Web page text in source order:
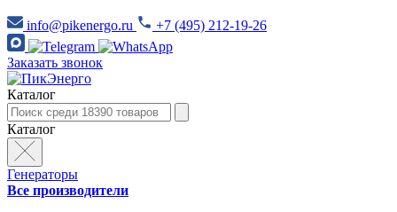
info@pikenergo.ru +7 (495) 212-19-26
Заказать звонок
Каталог
Каталог
Генераторы
Все производители